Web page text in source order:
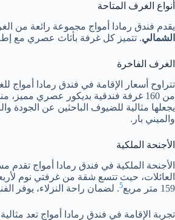
أنواع الغرف المتاحة
يقدم فندق رمادا أمواج مجموعة رائعة من
الشمالي. تتميز كل غرفة بأثاث عصري مع
الغرف الفاخرة
يجعلها مثالية للضيوف الباحثين عن الجودة
والميني بار.
الأجنحة الملكية
الأجنحة الملكية في فندق رمادا أمواج
159 متر مربع
5. لضمان راحة النزلاء، يوفر
تجربة الإقامة في فندق رمادا أمواج تعد